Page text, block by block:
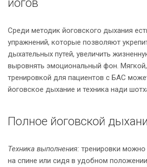
йогов
Среди методик йоговского дыхания
упражнений, которые позволяют
дыхательных путей, увеличить
выровнять эмоциональный фон.
тренировкой для пациентов с БАС
йоговское дыхание и техника нади
Полное йоговской
Техника выполнения: тренировки
на спине или сидя в удобном